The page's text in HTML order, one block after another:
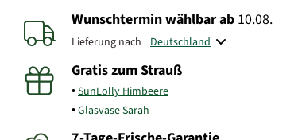
Wunschtermin wählbarab 10.08.
Lieferung nach
Gratis zum Strauß
SunLolly Himbeere
Glasvase Sarah